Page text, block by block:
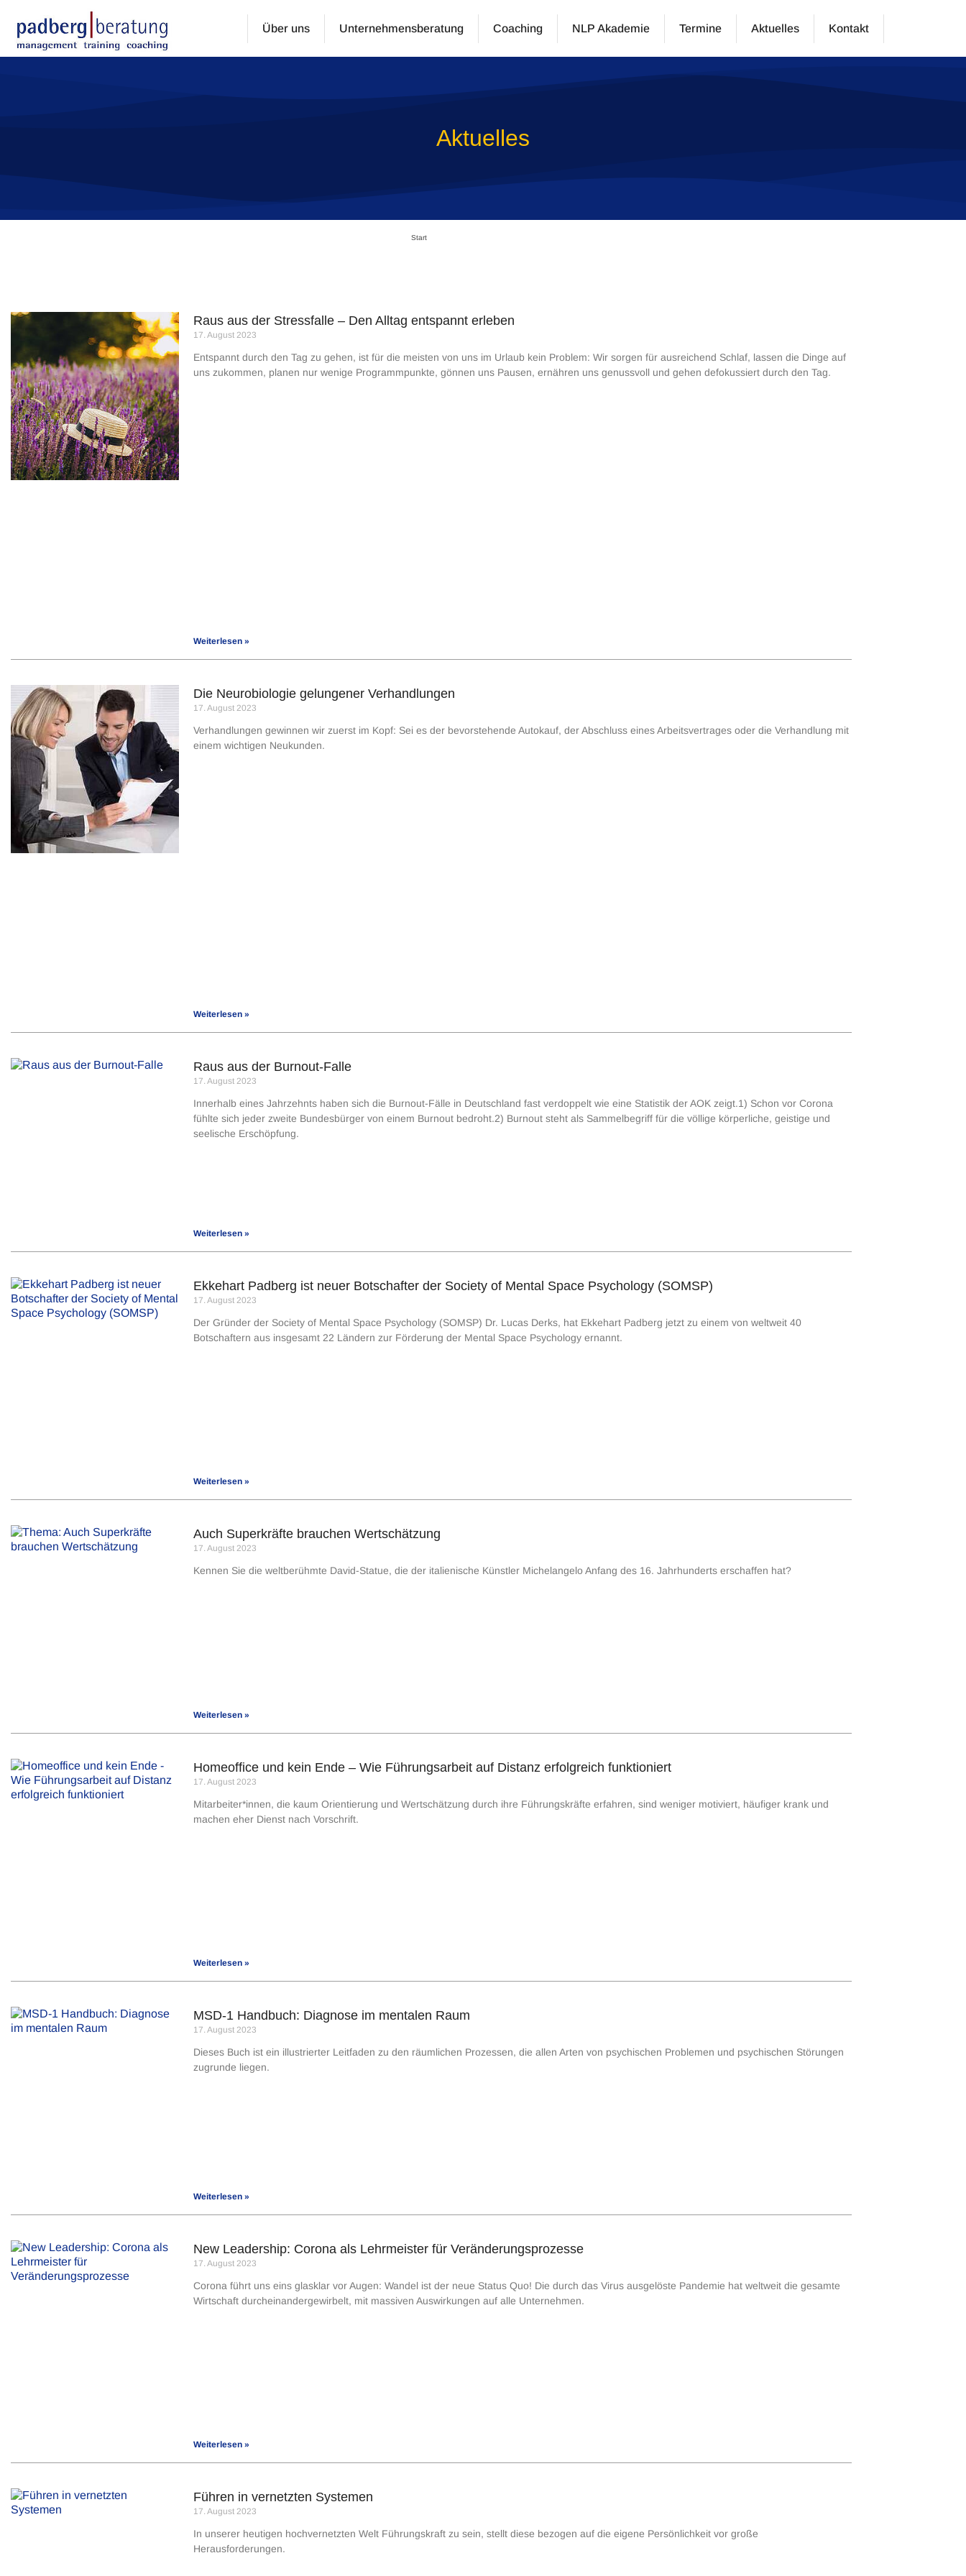
Über uns Unternehmensberatung Coaching NLP Akademie Termine Aktuelles Kontakt
Aktuelles
Start
Raus aus der Stressfalle – Den Alltag entspannt erleben
17. August 2023
Entspannt durch den Tag zu gehen, ist für die meisten von uns im Urlaub kein Problem: Wir sorgen für ausreichend Schlaf, lassen die Dinge auf
uns zukommen, planen nur wenige Programmpunkte, gönnen uns Pausen, ernähren uns genussvoll und gehen defokussiert durch den Tag.
Weiterlesen »
Die Neurobiologie gelungener Verhandlungen
17. August 2023
Verhandlungen gewinnen wir zuerst im Kopf: Sei es der bevorstehende Autokauf, der Abschluss eines Arbeitsver­trages oder die Verhandlung mit
einem wichti­gen Neukunden.
Weiterlesen »
Raus aus der Burnout-Falle
17. August 2023
Innerhalb eines Jahrzehnts haben sich die Burnout-Fälle in Deutschland fast verdoppelt wie eine Statistik der AOK zeigt.1) Schon vor Corona
fühlte sich jeder zweite Bundesbürger von einem Burnout bedroht.2) Burnout steht als Sammelbegriff für die völlige körperliche, geistige und
seelische Erschöpfung.
Weiterlesen »
Ekkehart Padberg ist neuer Botschafter der Society of Mental Space Psychology (SOMSP)
17. August 2023
Der Gründer der Society of Mental Space Psychology (SOMSP) Dr. Lucas Derks, hat Ekkehart Padberg jetzt zu einem von weltweit 40
Botschaftern aus insgesamt 22 Ländern zur Förderung der Mental Space Psychology ernannt.
Weiterlesen »
Auch Superkräfte brauchen Wertschätzung
17. August 2023
Kennen Sie die weltberühmte David-Statue, die der italienische Künstler Michelangelo Anfang des 16. Jahrhunderts erschaffen hat?
Weiterlesen »
Homeoffice und kein Ende – Wie Führungsarbeit auf Distanz erfolgreich funktioniert
17. August 2023
Mitarbeiter*innen, die kaum Orientierung und Wertschätzung durch ihre Führungskräfte erfahren, sind weniger motiviert, häufiger krank und
machen eher Dienst nach Vorschrift.
Weiterlesen »
MSD-1 Handbuch: Diagnose im mentalen Raum
17. August 2023
Dieses Buch ist ein illustrierter Leitfaden zu den räumlichen Prozessen, die allen Arten von psychischen Problemen und psychischen Störungen
zugrunde liegen.
Weiterlesen »
New Leadership: Corona als Lehrmeister für Veränderungsprozesse
17. August 2023
Corona führt uns eins glasklar vor Augen: Wandel ist der neue Status Quo! Die durch das Virus ausgelöste Pandemie hat weltweit die gesamte
Wirtschaft durcheinandergewirbelt, mit massiven Auswirkungen auf alle Unternehmen.
Weiterlesen »
Führen in vernetzten Systemen
17. August 2023
In unserer heutigen hochvernetzten Welt Führungskraft zu sein, stellt diese bezogen auf die eigene Persönlichkeit vor große
Herausforderungen.